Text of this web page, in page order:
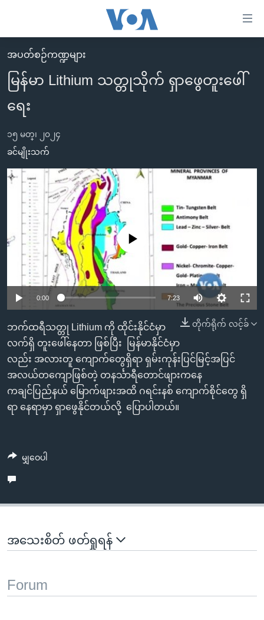
လွယ်ကူ
စေ
သည့်
Link
များ
ပင်မ
အကြောင်းအရာ
ကျော်
ရန်
ညွန်း
စာမျက်နှာ
ကျော်
ကြည့်
ရန်
ရှာဖွေ
ရန်
နေရာ
ရန်
မူလစာမျက်နှာ
မြန်မာ
ကမ္ဘာ့သတင်းများ
အမေရိကန်
တရုတ်
အစ္စရေး-ပါလက်စတိုင်း
သတင်းလွတ်လပ်ခွင့်
ရပ်ဝန်းတခု လမ်းတခု အလွန်
အင်္ဂလိပ်စာလေ့လာမယ်
အမေရိကန်သုံးအီဒီယံ
မကြေးမုံရဲ့ အင်္ဂလိပ်စာ
ရုပ်ရှင်ထဲက အင်္ဂလိပ်စာ
သုတပဒေသာ အင်္ဂလိပ်စာ
အပတ်စဉ်ကဏ္ဍများ
ရေဒီယို
တီဗွီ
ရေဒီယိုနှင့်ရုပ်သံ အချက်အလက်များ
ရေဒီယို/တီဗွီအစီအစဉ်
Learning English
ဘာသာစကားများ
အပတ်စဉ်ကဏ္ဍများ
မြန်မာ Lithium သတ္တုသိုက် ရှာဖွေတူးဖေါ်
ရေး
၁၅ မတ္၊ ၂၀၂၄
ခင်မျိုးသက်
No media source currently available
0:00 7:23
တိုက်ရိုက် လင့်ခ်
ဘက်ထရီသတ္တု Lithium ကို ထိုင်းနိုင်ငံမှာ
လက်ရှိ တူးဖေါ်နေတာ ဖြစ်ပြီး မြန်မာနိုင်ငံမှာ
လည်း အလားတူ ကျောက်တွေရှိရာ ရှမ်းကုန်းပြင်မြင့်အပြင်
အလယ်တကျောဖြစ်တဲ့ တနင်္သာရီတောင်ဖျားကနေ
ကချင်ပြည်နယ် မြောက်ဖျားအထိ ဂရင်းနစ် ကျောက်စိုင်တွေ ရှိ
ရာ နေရာမှာ ရှာဖွေနိုင်တယ်လို့ ပြောပါတယ်။
မျှဝေပါ
အသေးစိတ် ဖတ်ရှုရန်
Forum